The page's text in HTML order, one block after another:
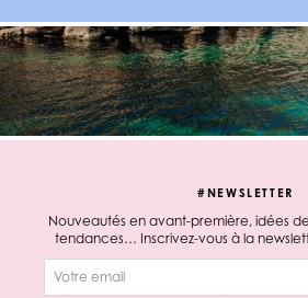
#NEWSLETTER
Nouveautés en avant-première, idées
tendances… Inscrivez-vous à la
E-mail